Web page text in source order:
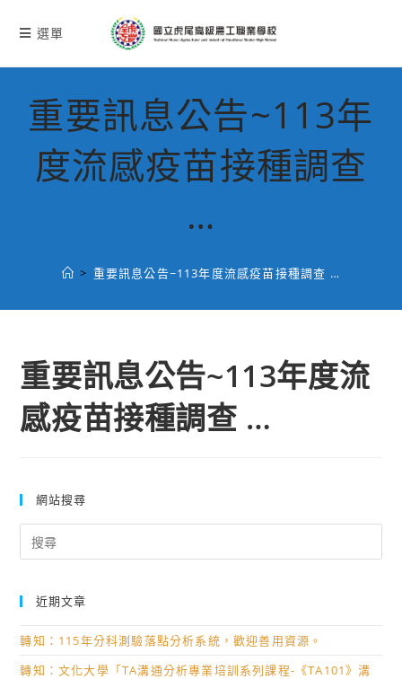
選單
重要訊息公告~113年
度流感疫苗接種調查
…
> 重要訊息公告~113年度流感疫苗接種調查 …
重要訊息公告~113年度流
感疫苗接種調查 …
網站搜尋
for:
近期文章
轉知：115年分科測驗落點分析系統，歡迎善用資源。
轉知：文化大學「TA溝通分析專業培訓系列課程-《TA101》溝